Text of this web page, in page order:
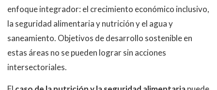
enfoque integrador: el crecimiento económico inclusivo,
la seguridad alimentaria y nutrición y el agua y
saneamiento. Objetivos de desarrollo sostenible en
estas áreas no se pueden lograr sin acciones
intersectoriales.